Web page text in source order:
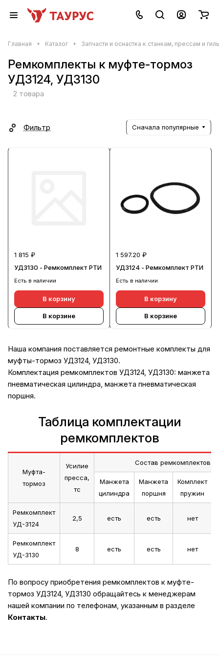
Главная Каталог Запчасти и оснастка к станкам, прессам и
Ремкомплекты к муфте-тормоз
УД3124, УД3130
2 товара
Фильтр Сначала популярные
1 815 ₽
УД3130 - Ремкомплект РТИ
Есть в наличии
В корзину
В корзине
1 597.20 ₽
УД3124 - Ремкомплект РТИ
Есть в наличии
В корзину
В корзине
Наша компания поставляется ремонтные комплекты для
муфты-тормоз УД3124, УД3130.
Комплектация ремкомплектов УД3124, УД3130: манжета
пневматическая цилиндра, манжета пневматическая
поршня.
Таблица комплектации
ремкомплектов
Муфта-
тормоз
Усилие
пресса,
тс
Состав ремкомплектов
Манжета
цилиндра
Манжета
поршня
Комплект
пружин
Ремкомплект
УД-3124
2,5 есть есть нет
Ремкомплект
УД-3130
8 есть есть нет
По вопросу приобретения ремкомплектов к муфте-
тормоз УД3124, УД3130 обращайтесь к менеджерам
нашей компании по телефонам, указанным в разделе
Контакты.